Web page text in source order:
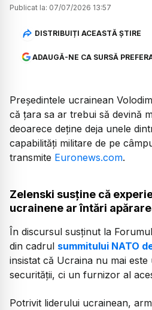
Publicat la: 07/07/2026 13:57
DISTRIBUIȚI ACEASTĂ ȘTIRE
ADAUGĂ-NE CA SURSĂ
Președintele ucrainean
că țara sa ar trebui să devină
deoarece deține deja unele
capabilități militare de pe
transmite Euronews.com.
Zelenski susține că
ucrainene ar întări
În discursul susținut la
din cadrul summitului NATO
insistat că Ucraina nu mai
securității, ci un furnizor al
Potrivit liderului ucrainean,